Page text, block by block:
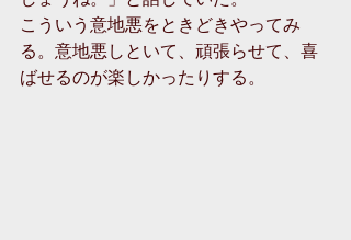
こういう意地悪をときどきやってみ
る。意地悪しといて、頑張らせて、喜
ばせるのが楽しかったりする。